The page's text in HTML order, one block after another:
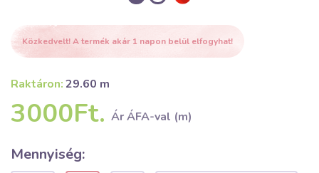
Közkedvelt! A termék akár 1 napon belül elfogyhat!
Raktáron:29.60 m
3000Ft. Ár ÁFA-val (m)
Mennyiség: